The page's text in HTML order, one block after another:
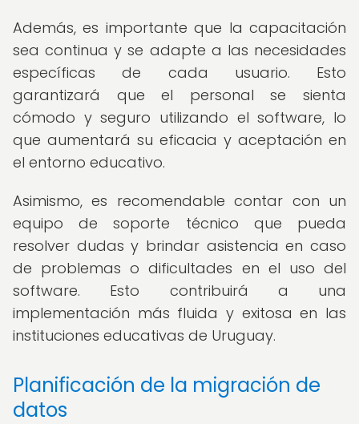
Además, es importante que la capacitación
sea continua y se adapte a las necesidades
específicas de cada usuario. Esto
garantizará que el personal se sienta
cómodo y seguro utilizando el software, lo
que aumentará su eficacia y aceptación en
el entorno educativo.
Asimismo, es recomendable contar con un
equipo de soporte técnico que pueda
resolver dudas y brindar asistencia en caso
de problemas o dificultades en el uso del
software. Esto contribuirá a una
implementación más fluida y exitosa en las
instituciones educativas de Uruguay.
Planificación de la migración de
datos